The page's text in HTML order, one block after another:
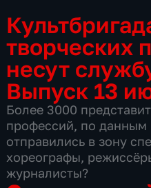
творческих
несут
Выпуск 13
Более 3000
профессий, по данным
отправились в зону
хореографы,
журналисты?